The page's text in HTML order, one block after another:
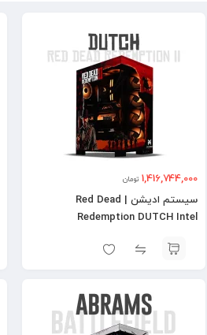
1,416,744,000 تومان
سیستم ادیشن | Red Dead
Redemption DUTCH Intel